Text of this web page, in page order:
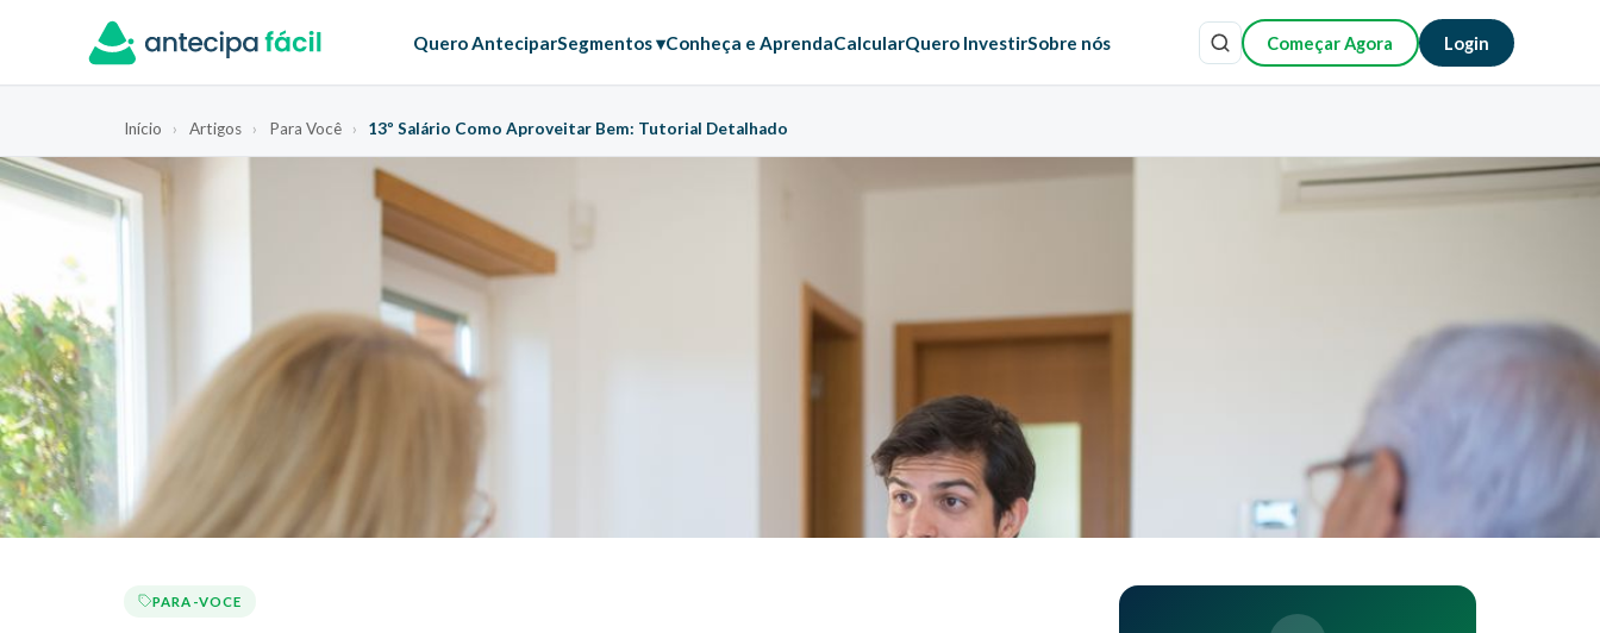
Quero AnteciparSegmentos ▾Conheça e AprendaCalcularQuero InvestirSobre nós Começar Agora Login
Início › Artigos › Para Você › 13º Salário Como Aproveitar Bem: Tutorial Detalhado
PARA-VOCE